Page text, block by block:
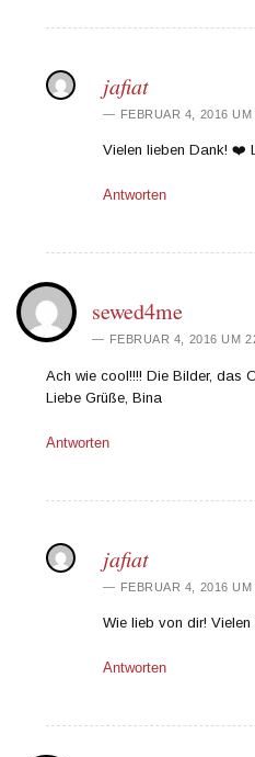
jafiat
FEBRUAR 4, 2016 UM
Vielen lieben Dank! ❤️
Antworten
sewed4me
FEBRUAR 4, 2016 UM
Ach wie cool!!!! Die Bilder, das
Liebe Grüße, Bina
Antworten
jafiat
FEBRUAR 4, 2016 UM
Wie lieb von dir!
Antworten